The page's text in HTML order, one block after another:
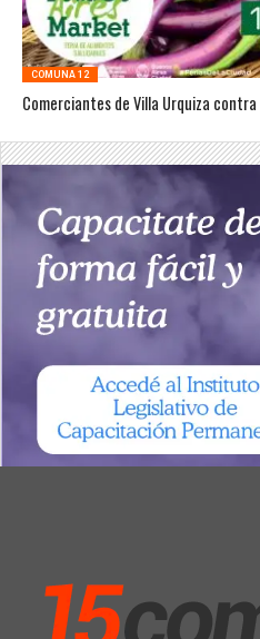
COMUNA 12
Comerciantes de Villa Urquiza